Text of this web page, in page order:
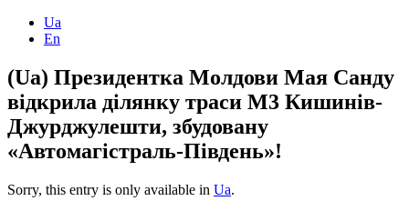
Ua
En
(Ua) Президентка Молдови Мая Санду
відкрила ділянку траси М3 Кишинів-
Джурджулешти, збудовану
«Автомагістраль-Південь»!
Sorry, this entry is only available in Ua.